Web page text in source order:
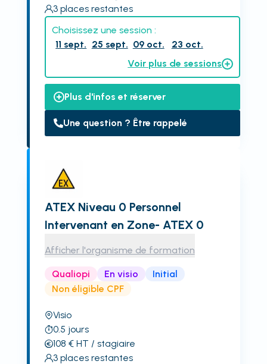
3 places restantes
Choisissez une session :
11 sept. 25 sept. 09 oct.
23 oct.
Voir plus de sessions
Plus d'infos et réserver
Une question ? Être rappelé
ATEX Niveau 0 Personnel
Intervenant en Zone- ATEX 0
Afficher l'organisme de formation
Qualiopi En visio
Initial
Non éligible CPF
Visio
0.5 jours
108 € HT / stagiaire
3 places restantes